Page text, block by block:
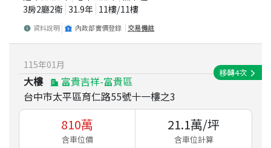
3房2廳2衛 31.9年 11樓/11樓
資料說明 內政部實價登錄 交易備註
115年01 月
大樓
富貴吉祥-富貴區
台中市太平區育仁路55號十一樓之3
移轉4次
810萬
含車位價
21.1萬/坪
含車位計算